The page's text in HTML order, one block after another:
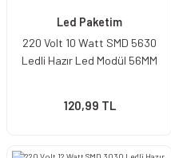
Led Paketim
220 Volt 10 Watt SMD 5630
Ledli Hazır Led Modül 56MM
120,99 TL